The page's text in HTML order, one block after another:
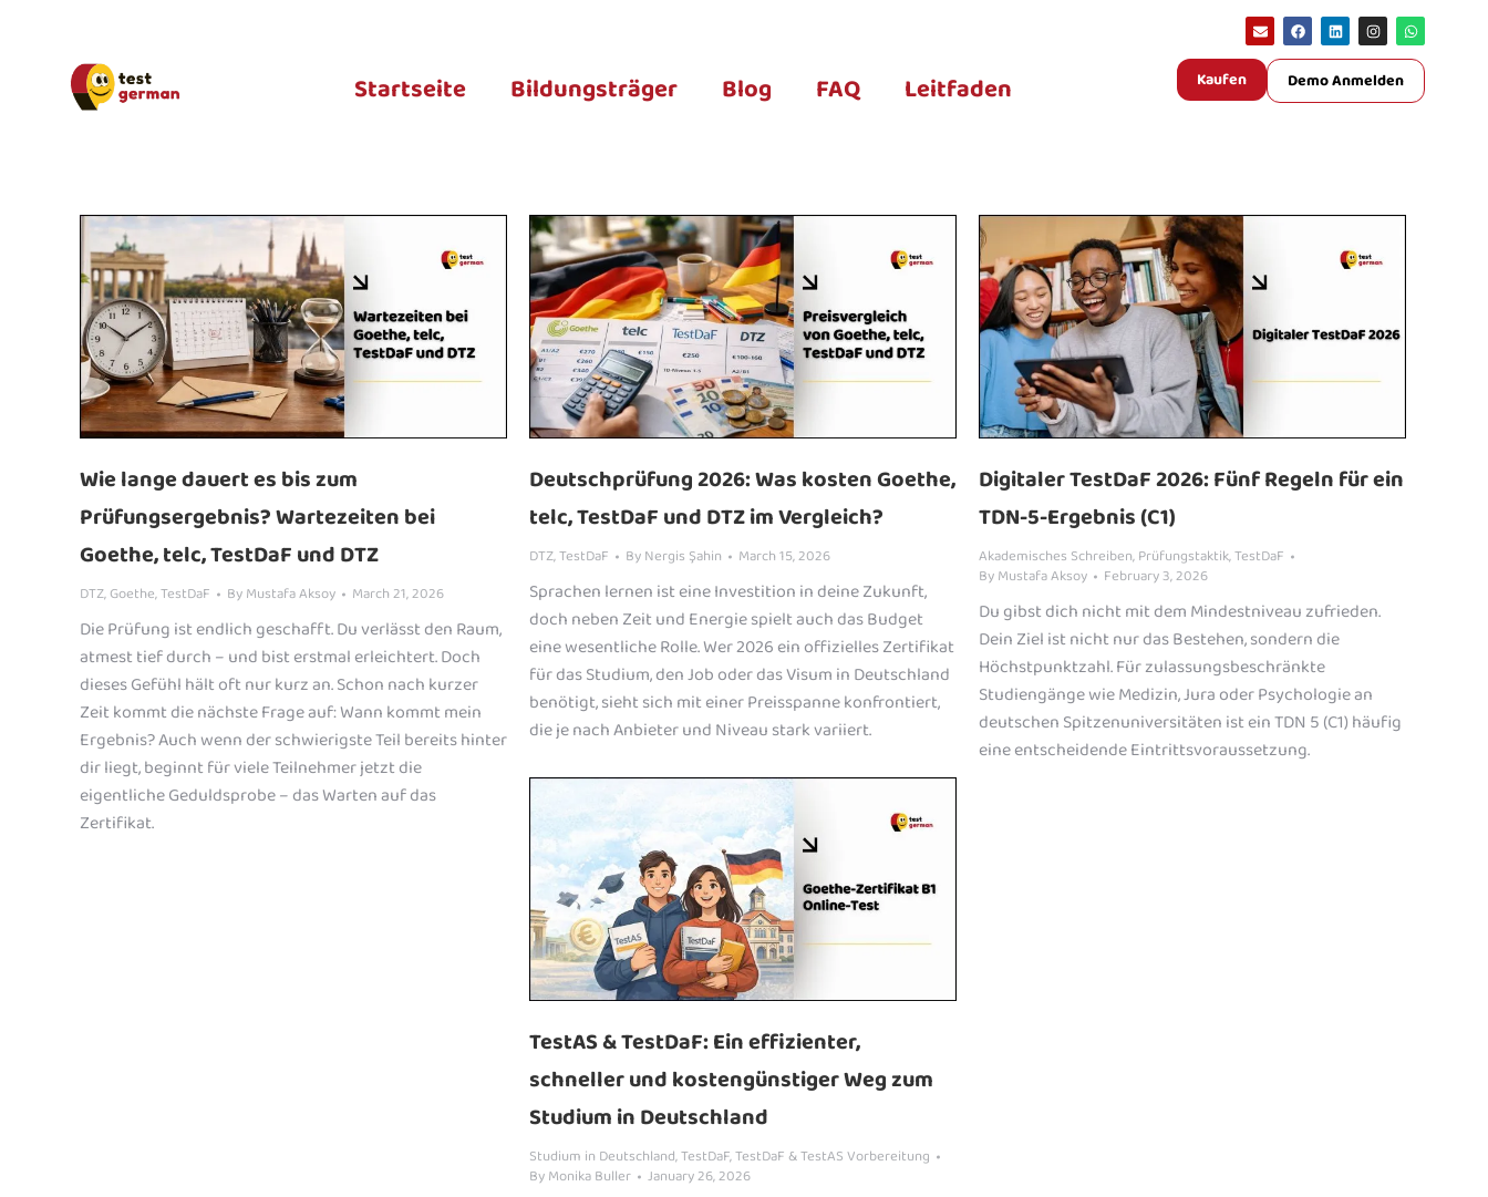
Startseite Bildungsträger Blog FAQ Leitfaden Kaufen Demo Anmelden
Wie lange dauert es bis zum
Prüfungsergebnis? Wartezeiten bei
Goethe, telc, TestDaF und DTZ
DTZ,Goethe,TestDaF ByMustafa Aksoy March 21, 2026
Die Prüfung ist endlich geschafft. Du verlässt den Raum,
atmest tief durch – und bist erstmal erleichtert. Doch
dieses Gefühl hält oft nur kurz an. Schon nach kurzer
Zeit kommt die nächste Frage auf: Wann kommt mein
Ergebnis? Auch wenn der schwierigste Teil bereits hinter
dir liegt, beginnt für viele Teilnehmer jetzt die
eigentliche Geduldsprobe – das Warten auf das
Zertifikat.
Deutschprüfung 2026: Was kosten Goethe,
telc, TestDaF und DTZ im Vergleich?
DTZ,TestDaF ByNergis Şahin March 15, 2026
Sprachen lernen ist eine Investition in deine Zukunft,
doch neben Zeit und Energie spielt auch das Budget
eine wesentliche Rolle. Wer 2026 ein offizielles Zertifikat
für das Studium, den Job oder das Visum in Deutschland
benötigt, sieht sich mit einer Preisspanne konfrontiert,
die je nach Anbieter und Niveau stark variiert.
Digitaler TestDaF 2026: Fünf Regeln für ein
TDN-5-Ergebnis (C1)
Akademisches Schreiben,Prüfungstaktik,TestDaF
ByMustafa Aksoy February 3, 2026
Du gibst dich nicht mit dem Mindestniveau zufrieden.
Dein Ziel ist nicht nur das Bestehen, sondern die
Höchstpunktzahl. Für zulassungsbeschränkte
Studiengänge wie Medizin, Jura oder Psychologie an
deutschen Spitzenuniversitäten ist ein TDN 5 (C1) häufig
eine entscheidende Eintrittsvoraussetzung.
TestAS & TestDaF: Ein effizienter,
schneller und kostengünstiger Weg zum
Studium in Deutschland
Studium in Deutschland,TestDaF,TestDaF & TestAS Vorbereitung
ByMonika Buller January 26, 2026